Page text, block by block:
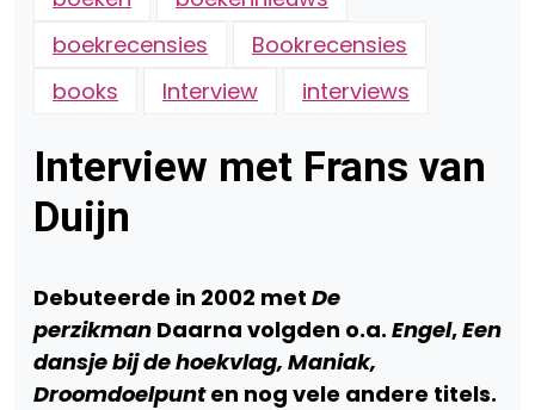
boekrecensies
Bookrecensies
books
Interview interviews
Interview met Frans van
Duijn
Debuteerde in 2002 met De
perzikman Daarna volgden o.a. Engel,Een
dansje bij de hoekvlag, Maniak,
Droomdoelpunten nog vele andere titels.